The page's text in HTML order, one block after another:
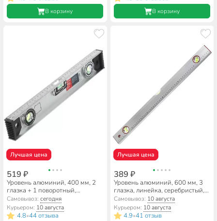
В корзину В корзину
Лучшая цена
519 ₽
Уровень алюминий, 400 мм, 2
глазка + 1 поворотный,
линейка, рельс, серебристый,
Bartex, HJ-82D
Самовывоз:сегодня
Курьером: 10 августа
4.8•44 отзыва
Лучшая цена
389 ₽
Уровень алюминий, 600 мм, 3
глазка, линейка, серебристый,
Bartex, №0004, HJ-88B
Самовывоз: 10 августа
Курьером: 10 августа
4.9•41 отзыв